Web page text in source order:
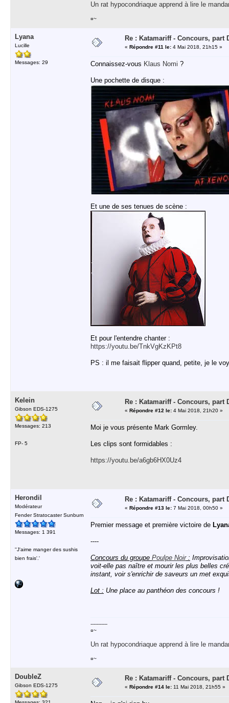
Un rat hypocondriaque apprend à lire le
¤~
Lyana
Lucille
Messages: 29
Re : Katamariff - Concours, part
« Répondre #11 le: 4 Mai 2018, 21h15 »
Connaissez-vous Klaus Nomi ?
Une pochette de disque :
Et une de ses tenues de scène :
Et pour l'entendre chanter :
https://youtu.be/TnkVgKzKPt8
PS : il me faisait flipper quand, petite, je le
Kelein
Gibson EDS-1275
Messages: 213
FP- 5
Re : Katamariff - Concours, part
« Répondre #12 le: 4 Mai 2018, 21h20 »
Moi je vous présente Mark Gormley.
Les clips sont formidables :
https://youtu.be/a6gb6HX0Uz4
Herondil
Modérateur
Fender Stratocaster Sunburn
Messages: 1 391
''J'aime manger des sushis
bien frais'.'
Re : Katamariff - Concours, part
« Répondre #13 le: 7 Mai 2018, 00h50 »
Premier message et première victoire de
----
Concours du groupe Poulpe Noir:
voit-elle pas naître et mourir les plus belles
instant, voir s'enrichir de saveurs un met
Lot : Une place au panthéon des concours !
-----------
¤~
Un rat hypocondriaque apprend à lire le
¤~
DoubleZ
Gibson EDS-1275
Re : Katamariff - Concours, part
« Répondre #14 le: 11 Mai 2018, 21h55 »